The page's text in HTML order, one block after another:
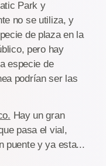
Park y
no se utiliza, y
de plaza en la
pero hay
especie de
podrían ser las
Hay un gran
pasa el vial,
puente y ya esta...